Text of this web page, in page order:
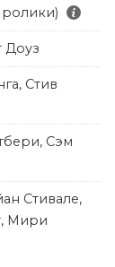
ролики)
Доуз
Стив
Сэм
Стивале,
Мири